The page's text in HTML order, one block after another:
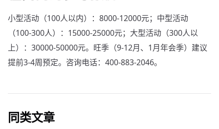
小型活动（100人以内）：8000-12000元；中型活动
（100-300人）：15000-25000元；大型活动（300人以
上）：30000-50000元。旺季（9-12月、1月年会季）建议
提前3-4周预定。咨询电话：400-883-2046。
同类文章